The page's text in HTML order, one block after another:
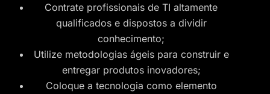
Contrate profissionais de TI altamente
qualificados e dispostos a dividir
conhecimento;
Utilize metodologias ágeis para construir e
entregar produtos inovadores;
Coloque a tecnologia como elemento